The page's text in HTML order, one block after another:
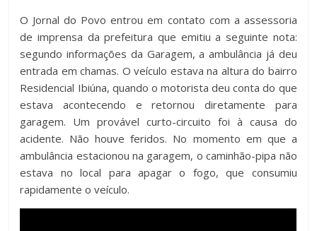
O Jornal do Povo entrou em contato com a assessoria
de imprensa da prefeitura que emitiu a seguinte nota:
segundo informações da Garagem, a ambulância já deu
entrada em chamas. O veículo estava na altura do bairro
Residencial Ibiúna, quando o motorista deu conta do que
estava acontecendo e retornou diretamente para
garagem. Um provável curto-circuito foi à causa do
acidente. Não houve feridos. No momento em que a
ambulância estacionou na garagem, o caminhão-pipa não
estava no local para apagar o fogo, que consumiu
rapidamente o veículo.